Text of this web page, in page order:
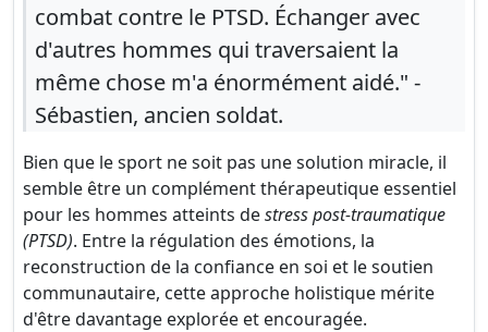
combat contre le PTSD. Échanger avec
d'autres hommes qui traversaient la
même chose m'a énormément aidé." -
Sébastien, ancien soldat.
Bien que le sport ne soit pas une solution miracle, il
semble être un complément thérapeutique essentiel
pour les hommes atteints destress post-traumatique
(PTSD). Entre la régulation des émotions, la
reconstruction de la confiance en soi et le soutien
communautaire, cette approche holistique mérite
d'être davantage explorée et encouragée.